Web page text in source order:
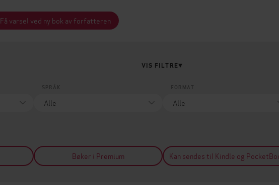
Få varsel ved ny bok av forfatteren
VIS FILTRE
Bøker i Premium Kan sendes til Kindle og